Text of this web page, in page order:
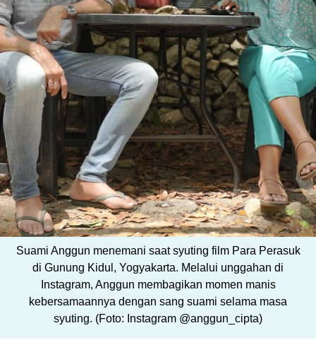
Suami Anggun menemani saat syuting film Para Perasuk
di Gunung Kidul, Yogyakarta. Melalui unggahan di
Instagram, Anggun membagikan momen manis
kebersamaannya dengan sang suami selama masa
syuting. (Foto: Instagram @anggun_cipta)